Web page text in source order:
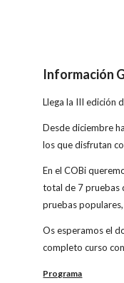
Información
Llega la III edición
Desde diciembre
los que disfrutan
En el COBi
total de 7 pruebas
pruebas
Os esperamos el
completo curso
Programa